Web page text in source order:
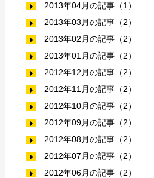
2013年04月の記事（1）
2013年03月の記事（2）
2013年02月の記事（2）
2013年01月の記事（2）
2012年12月の記事（2）
2012年11月の記事（2）
2012年10月の記事（2）
2012年09月の記事（2）
2012年08月の記事（2）
2012年07月の記事（2）
2012年06月の記事（2）